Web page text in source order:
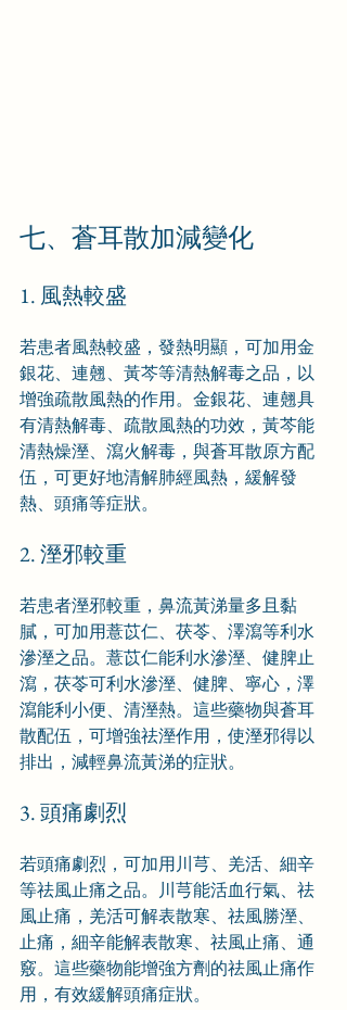
七、蒼耳散加減變化
1. 風熱較盛
若患者風熱較盛，發熱明顯，可加用金
銀花、連翹、黃芩等清熱解毒之品，以
增強疏散風熱的作用。金銀花、連翹具
有清熱解毒、疏散風熱的功效，黃芩能
清熱燥溼、瀉火解毒，與蒼耳散原方配
伍，可更好地清解肺經風熱，緩解發
熱、頭痛等症狀。
2. 溼邪較重
若患者溼邪較重，鼻流黃涕量多且黏
膩，可加用薏苡仁、茯苓、澤瀉等利水
滲溼之品。薏苡仁能利水滲溼、健脾止
瀉，茯苓可利水滲溼、健脾、寧心，澤
瀉能利小便、清溼熱。這些藥物與蒼耳
散配伍，可增強祛溼作用，使溼邪得以
排出，減輕鼻流黃涕的症狀。
3. 頭痛劇烈
若頭痛劇烈，可加用川芎、羌活、細辛
等祛風止痛之品。川芎能活血行氣、祛
風止痛，羌活可解表散寒、祛風勝溼、
止痛，細辛能解表散寒、祛風止痛、通
竅。這些藥物能增強方劑的祛風止痛作
用，有效緩解頭痛症狀。